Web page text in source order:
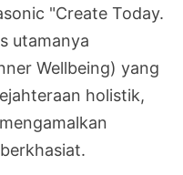
"Create Today.
utamanya
Wellbeing) yang
holistik,